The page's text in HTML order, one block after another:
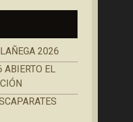
2026
EL